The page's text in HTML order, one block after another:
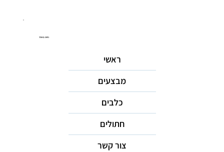
ניווט באתר
ראשי
מבצעים
כלבים
חתולים
צור קשר